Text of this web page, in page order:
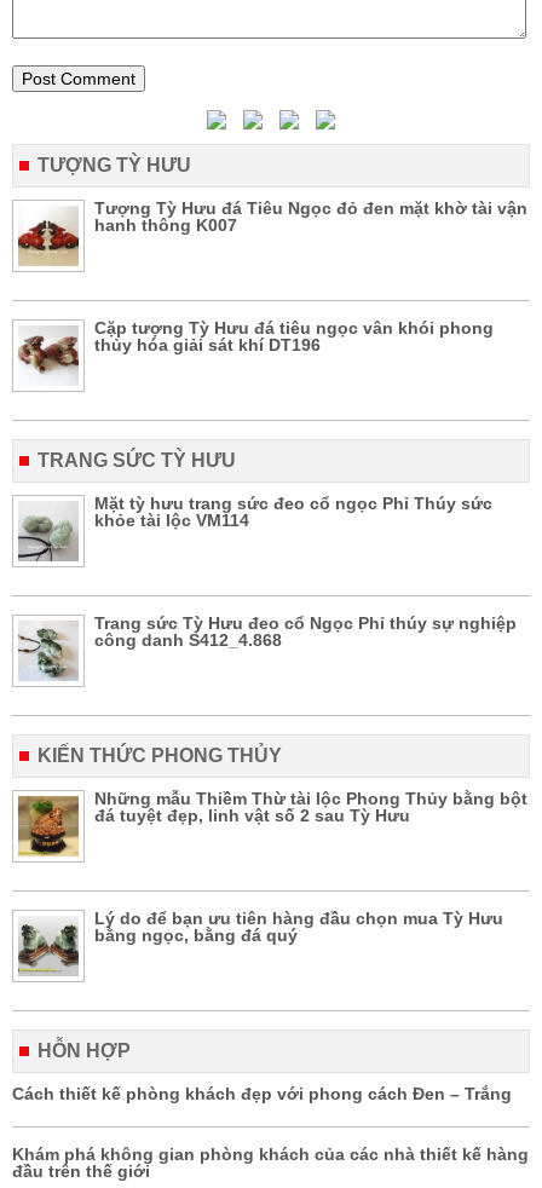
TƯỢNG TỲ HƯU
Tượng Tỳ Hưu đá Tiêu Ngọc đỏ đen mặt khờ tài vận
hanh thông K007
Cặp tượng Tỳ Hưu đá tiêu ngọc vân khói phong
thủy hóa giải sát khí DT196
TRANG SỨC TỲ HƯU
Mặt tỳ hưu trang sức đeo cổ ngọc Phỉ Thúy sức
khỏe tài lộc VM114
Trang sức Tỳ Hưu đeo cổ Ngọc Phỉ thúy sự nghiệp
công danh S412_4.868
KIẾN THỨC PHONG THỦY
Những mẫu Thiềm Thừ tài lộc Phong Thủy bằng bột
đá tuyệt đẹp, linh vật số 2 sau Tỳ Hưu
Lý do để bạn ưu tiên hàng đầu chọn mua Tỳ Hưu
bằng ngọc, bằng đá quý
HỖN HỢP
Cách thiết kế phòng khách đẹp với phong cách Đen – Trắng
Khám phá không gian phòng khách của các nhà thiết kế hàng
đầu trên thế giới